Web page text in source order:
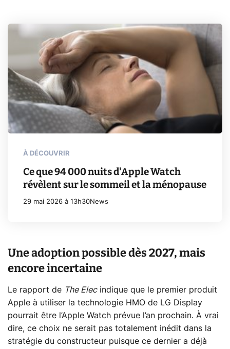
À DÉCOUVRIR
Ce que 94 000 nuits d'Apple Watch
révèlent sur le sommeil et la ménopause
29 mai 2026 à 13h30News
Une adoption possible dès 2027, mais
encore incertaine
Le rapport de The Elecindique que le premier produit
Apple à utiliser la technologie HMO de LG Display
pourrait être l’Apple Watch prévue l’an prochain. À vrai
dire, ce choix ne serait pas totalement inédit dans la
stratégie du constructeur puisque ce dernier a déjà